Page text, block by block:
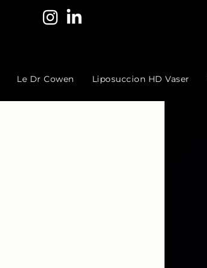
Le Dr Cowen Liposuccion HD Vaser